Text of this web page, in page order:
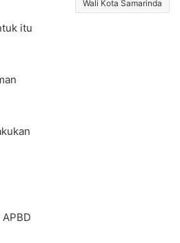
itu
Wali Kota Samarinda